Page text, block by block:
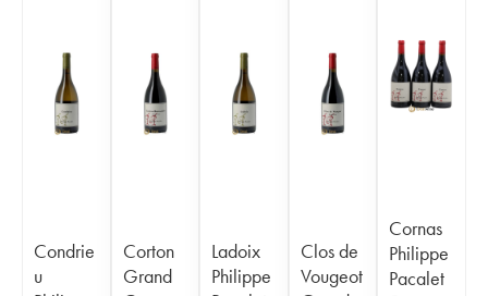
Condrie
u
Corton
Grand
Ladoix
Philippe
Clos de
Vougeot
Cornas
Philippe
Pacalet